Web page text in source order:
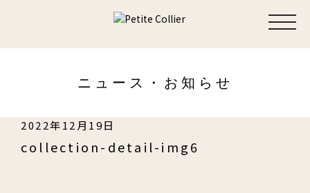
ニュース・お知らせ
2022年12月19日
collection-detail-img6